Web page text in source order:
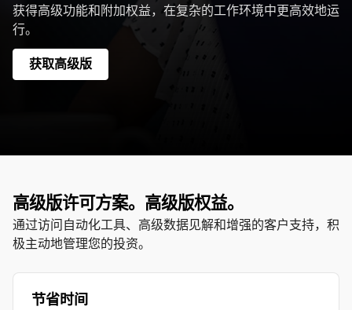
获得高级功能和附加权益，在复杂的工作环境中更高效地运
行。
获取高级版
高级版许可方案。高级版权益。
通过访问自动化工具、高级数据见解和增强的客户支持，积
极主动地管理您的投资。
节省时间